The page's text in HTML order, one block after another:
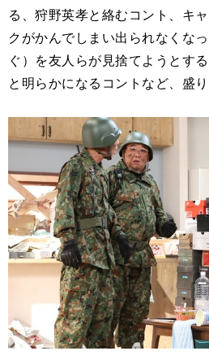
る、狩野英孝と絡むコント、キ
クがかんでしまい出られなくな
ぐ）を友人らが見捨てようとす
と明らかになるコントなど、盛り